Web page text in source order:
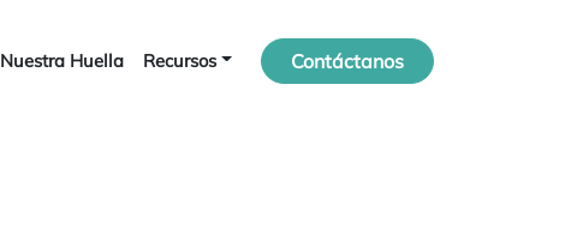
Nuestra Huella Recursos Contáctanos